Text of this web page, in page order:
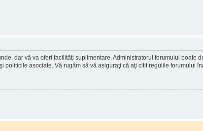
dar vă va oferi facilităţi suplimentare. Administratorul forumului
asociate. Vă rugăm să vă asiguraţi că aţi citit regulile forumului